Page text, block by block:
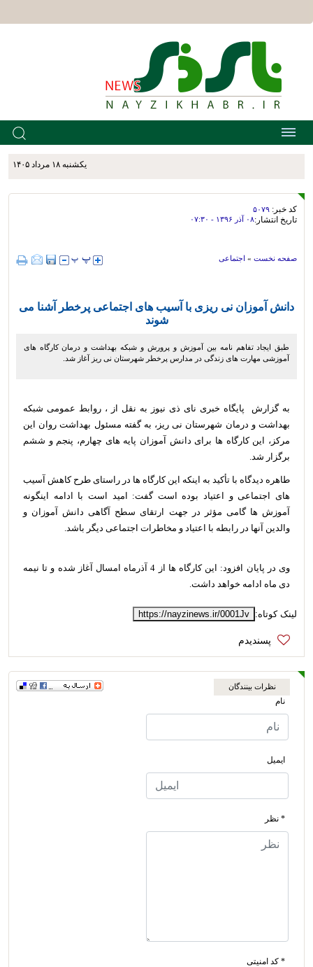
يکشنبه ۱۸ مرداد ۱۴۰۵
کد خبر: ۵۰۷۹
تاریخ انتشار:۰۸ آذر ۱۳۹۶ - ۰۷:۳۰
صفحه نخست » اجتماعی
دانش آموزان نی ریزی با آسیب های اجتماعی پرخطر آشنا می
شوند
طبق ایجاد تفاهم نامه بین آموزش و پرورش و شبکه بهداشت و درمان کارگاه های
آموزشی مهارت های زندگی در مدارس پرخطر شهرستان نی ریز آغاز شد.
به گزارش پایگاه خبری نای ذی نیوز به نقل از ، روابط عمومی شبکه
بهداشت و درمان شهرستان نی ریز، به گفته مسئول بهداشت روان این
مرکز، این کارگاه ها برای دانش آموزان پایه های چهارم، پنجم و ششم
برگزار شد.
طاهره دیدگاه با تأکید به اینکه این کارگاه ها در راستای طرح کاهش آسیب
های اجتماعی و اعتیاد بوده است گفت: امید است با ادامه اینگونه
آموزش ها گامی مؤثر در جهت ارتقای سطح آگاهی دانش آموزان و
والدین آنها در رابطه با اعتیاد و مخاطرات اجتماعی دیگر باشد.
وی در پایان افزود: این کارگاه ها از 4 آذرماه امسال آغاز شده و تا نیمه
دی ماه ادامه خواهد داشت.
لینک کوتاه: https://nayzinews.ir/0001Jv
نظرات بینندگان
نام
ایمیل
* نظر
* کد امنیتی